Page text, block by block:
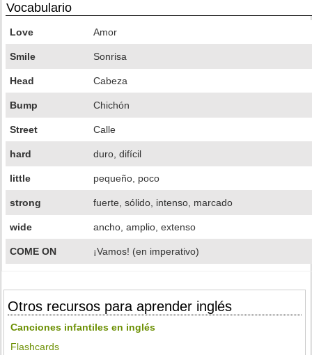
Vocabulario
Love Amor
Smile Sonrisa
Head Cabeza
Bump Chichón
Street Calle
hard duro, difícil
little pequeño, poco
strong fuerte, sólido, intenso, marcado
wide ancho, amplio, extenso
COME ON ¡Vamos! (en imperativo)
Otros recursos para aprender inglés
Canciones infantiles en inglés
Flashcards